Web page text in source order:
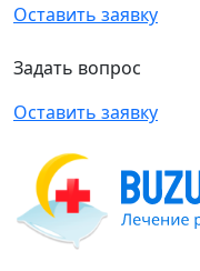
Оставить заявку
Задать вопрос
Оставить заявку